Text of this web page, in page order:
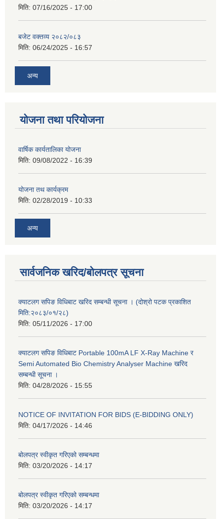
मिति: 07/16/2025 - 17:00
बजेट वक्तव्य २०८२/०८३
मिति: 06/24/2025 - 16:57
अन्य
योजना तथा परियोजना
वार्षिक कार्यतालिका योजना
मिति: 09/08/2022 - 16:39
योजना तथ कार्यक्रम
मिति: 02/28/2019 - 10:33
अन्य
सार्वजनिक खरिद/बोलपत्र सूचना
क्याटलग सपिङ विधिबाट खरिद सम्बन्धी सूचना । (दोश्रो पटक प्रकाशित
मिति:२०८३/०१/२८)
मिति: 05/11/2026 - 17:00
क्याटलग सपिङ विधिबाट Portable 100mA LF X-Ray Machine र
Semi Automated Bio Chemistry Analyser Machine खरिद
सम्बन्धी सूचना ।
मिति: 04/28/2026 - 15:55
NOTICE OF INVITATION FOR BIDS (E-BIDDING ONLY)
मिति: 04/17/2026 - 14:46
बोलपत्र स्वीकृत गरिएको सम्बन्धमा
मिति: 03/20/2026 - 14:17
बोलपत्र स्वीकृत गरिएको सम्बन्धमा
मिति: 03/20/2026 - 14:17